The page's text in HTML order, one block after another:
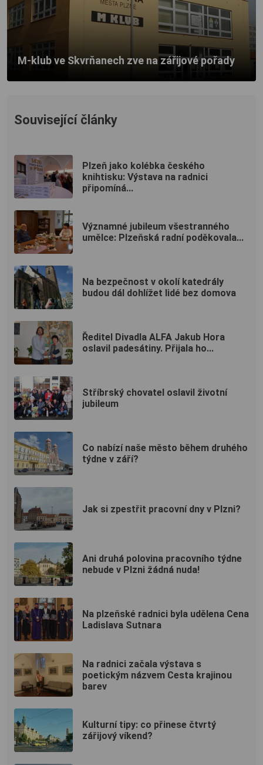
M-klub ve Skvrňanech zve na zářijové pořady
Související články
Plzeň jako kolébka českého
knihtisku: Výstava na radnici
připomíná...
Významné jubileum všestranného
umělce: Plzeňská radní poděkovala...
Na bezpečnost v okolí katedrály
budou dál dohlížet lidé bez domova
Ředitel Divadla ALFA Jakub Hora
oslavil padesátiny. Přijala ho...
Stříbrský chovatel oslavil životní
jubileum
Co nabízí naše město během druhého
týdne v září?
Jak si zpestřit pracovní dny v Plzni?
Ani druhá polovina pracovního týdne
nebude v Plzni žádná nuda!
Na plzeňské radnici byla udělena Cena
Ladislava Sutnara
Na radnici začala výstava s
poetickým názvem Cesta krajinou
barev
Kulturní tipy: co přinese čtvrtý
zářijový víkend?